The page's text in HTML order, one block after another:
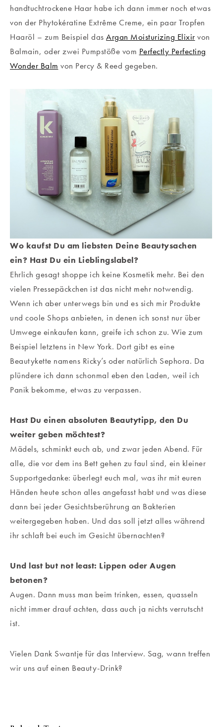
handtuchtrockene Haar habe ich dann immer noch etwas
von der Phytokératine Extrême Creme, ein paar Tropfen
Haaröl – zum Beispiel das Argan Moisturizing Elixir von
Balmain, oder zwei Pumpstöße vom Perfectly Perfecting
Wonder Balm von Percy & Reed gegeben.
Wo kaufst Du am liebsten Deine Beautysachen
ein? Hast Du ein Lieblingslabel?
Ehrlich gesagt shoppe ich keine Kosmetik mehr. Bei den
vielen Pressepäckchen ist das nicht mehr notwendig.
Wenn ich aber unterwegs bin und es sich mir Produkte
und coole Shops anbieten, in denen ich sonst nur über
Umwege einkaufen kann, greife ich schon zu. Wie zum
Beispiel letztens in New York. Dort gibt es eine
Beautykette namens Ricky’s oder natürlich Sephora. Da
plündere ich dann schonmal eben den Laden, weil ich
Panik bekomme, etwas zu verpassen.
Hast Du einen absoluten Beautytipp, den Du
weiter geben möchtest?
Mädels, schminkt euch ab, und zwar jeden Abend. Für
alle, die vor dem ins Bett gehen zu faul sind, ein kleiner
Supportgedanke: überlegt euch mal, was ihr mit euren
Händen heute schon alles angefasst habt und was diese
dann bei jeder Gesichtsberührung an Bakterien
weitergegeben haben. Und das soll jetzt alles während
ihr schlaft bei euch im Gesicht übernachten?
Und last but not least: Lippen oder Augen
betonen?
Augen. Dann muss man beim trinken, essen, quasseln
nicht immer drauf achten, dass auch ja nichts verrutscht
ist.
Vielen Dank Swantje für das Interview. Sag, wann treffen
wir uns auf einen Beauty-Drink?